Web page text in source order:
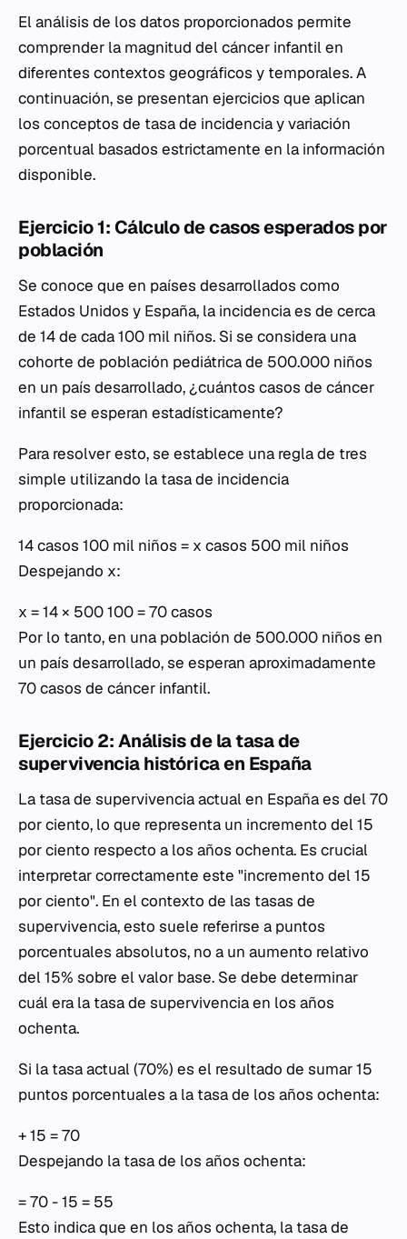
El análisis de los datos proporcionados permite
comprender la magnitud del cáncer infantil en
diferentes contextos geográficos y temporales. A
continuación, se presentan ejercicios que aplican
los conceptos de tasa de incidencia y variación
porcentual basados estrictamente en la información
disponible.
Ejercicio 1: Cálculo de casos esperados por
población
Se conoce que en países desarrollados como
Estados Unidos y España, la incidencia es de cerca
de 14 de cada 100 mil niños. Si se considera una
cohorte de población pediátrica de 500.000 niños
en un país desarrollado, ¿cuántos casos de cáncer
infantil se esperan estadísticamente?
Para resolver esto, se establece una regla de tres
simple utilizando la tasa de incidencia
proporcionada:
14 casos 100 mil niños = x casos 500 mil niños
Despejando x:
x = 14 × 500 100 = 70 casos
Por lo tanto, en una población de 500.000 niños en
un país desarrollado, se esperan aproximadamente
70 casos de cáncer infantil.
Ejercicio 2: Análisis de la tasa de
supervivencia histórica en España
La tasa de supervivencia actual en España es del 70
por ciento, lo que representa un incremento del 15
por ciento respecto a los años ochenta. Es crucial
interpretar correctamente este "incremento del 15
por ciento". En el contexto de las tasas de
supervivencia, esto suele referirse a puntos
porcentuales absolutos, no a un aumento relativo
del 15% sobre el valor base. Se debe determinar
cuál era la tasa de supervivencia en los años
ochenta.
Si la tasa actual (70%) es el resultado de sumar 15
puntos porcentuales a la tasa de los años ochenta:
+ 15 = 70
Despejando la tasa de los años ochenta:
= 70 - 15 = 55
Esto indica que en los años ochenta, la tasa de